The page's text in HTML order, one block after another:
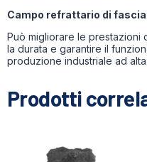
Campo refrattario di
Può migliorare le prestazioni
la durata e garantire il
produzione industriale ad
Prodotti